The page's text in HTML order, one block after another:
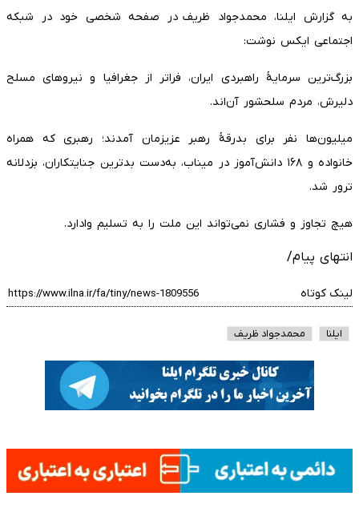
به گزارش ایلنا، محمدجواد ظریف در صفحه شخصی خود در شبکه
اجتماعی ایکس نوشت:
بزرگ‌ترین سرمایۀ راهبردی ایران، فراتر از جغرافیا و نیروهای مسلح
دلیرش، مردم سلحشور آن‌اند.
میلیون‌ها نفر برای بدرقۀ رهبر عزیزمان آمدند؛ رهبری که همراه
خانواده و ۱۶۸ دانش‌آموز در میناب، به‌دست بدترین جنایتکاران، بزدلانه
ترور شد.
هیچ تجاوز و فشاری نمی‌تواند این ملت را به تسلیم وادارد.
انتهای پیام/
لینک کوتاه
ایلنا محمدجواد ظریف